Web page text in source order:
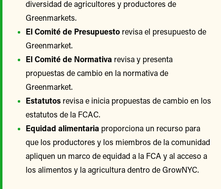
diversidad de agricultores y productores de
Greenmarkets.
El Comité de Presupuesto revisa el presupuesto de
Greenmarket.
El Comité de Normativa revisa y presenta
propuestas de cambio en la normativa de
Greenmarket.
Estatutos revisa e inicia propuestas de cambio en los
estatutos de la FCAC.
Equidad alimentaria proporciona un recurso para
que los productores y los miembros de la comunidad
apliquen un marco de equidad a la FCA y al acceso a
los alimentos y la agricultura dentro de GrowNYC.